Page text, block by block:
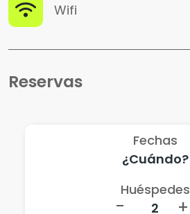
Wifi
Reservas
Fechas
Huéspedes
- +